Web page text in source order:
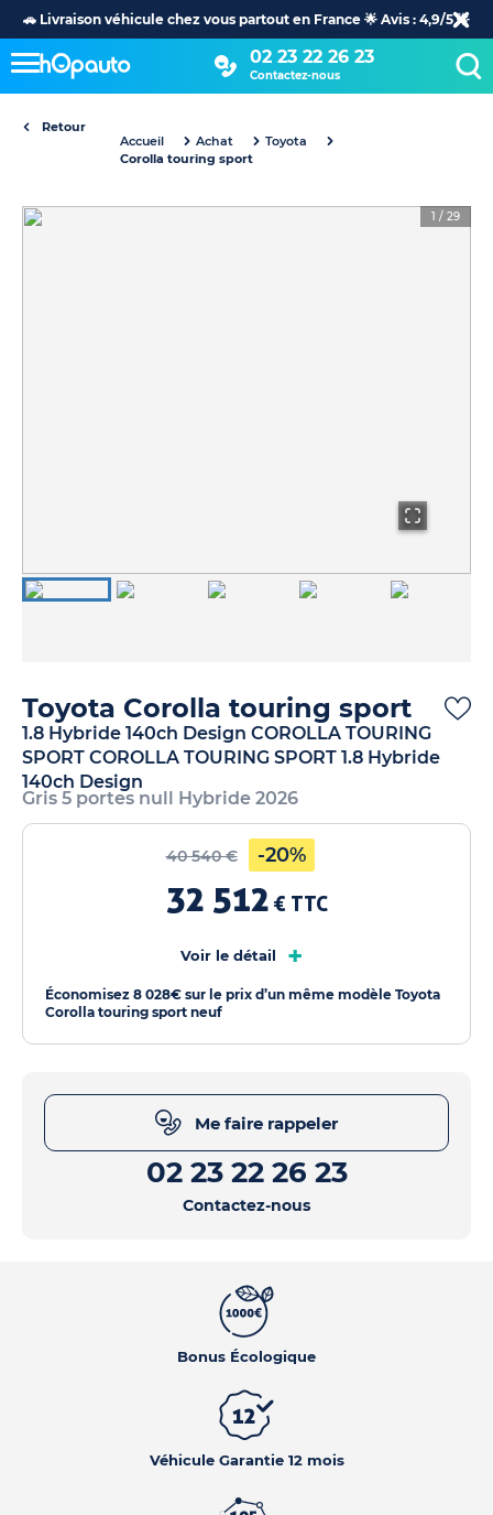
🚗 Livraison véhicule chez vous partout en France 🌟 Avis : 4,9/5 🌟
02 23 22 26 23
Contactez-nous
Retour
Accueil
Achat
Toyota
Corolla touring sport
1 / 29
Bonus Écologique
Véhicule Garantie 12 mois
Toyota Corolla touring sport
1.8 Hybride 140ch Design COROLLA TOURING
SPORT COROLLA TOURING SPORT 1.8 Hybride
140ch Design
Gris 5 portes null Hybride 2026
40 540 € -20%
32 512 € TTC
Voir le détail +
Économisez 8 028€ sur le prix d’un même modèle Toyota
Corolla touring sport neuf
Me faire rappeler
02 23 22 26 23
Contactez-nous